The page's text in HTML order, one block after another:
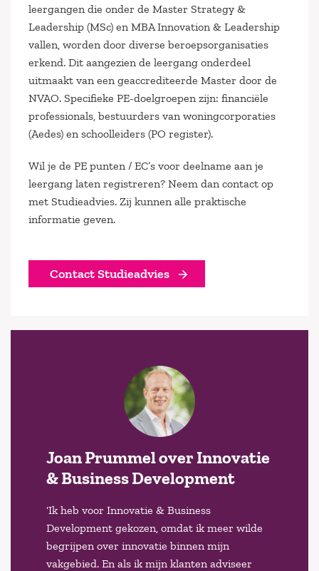
leergangen die onder de Master Strategy &
Leadership (MSc) en MBA Innovation & Leadership
vallen, worden door diverse beroepsorganisaties
erkend. Dit aangezien de leergang onderdeel
uitmaakt van een geaccrediteerde Master door de
NVAO. Specifieke PE-doelgroepen zijn: financiële
professionals, bestuurders van woningcorporaties
(Aedes) en schoolleiders (PO register).
Wil je de PE punten / EC’s voor deelname aan je
leergang laten registreren? Neem dan contact op
met Studieadvies. Zij kunnen alle praktische
informatie geven.
Contact Studieadvies
Joan Prummel over Innovatie
& Business Development
‘Ik heb voor Innovatie & Business
Development gekozen, omdat ik meer wilde
begrijpen over innovatie binnen mijn
vakgebied. En als ik mijn klanten adviseer